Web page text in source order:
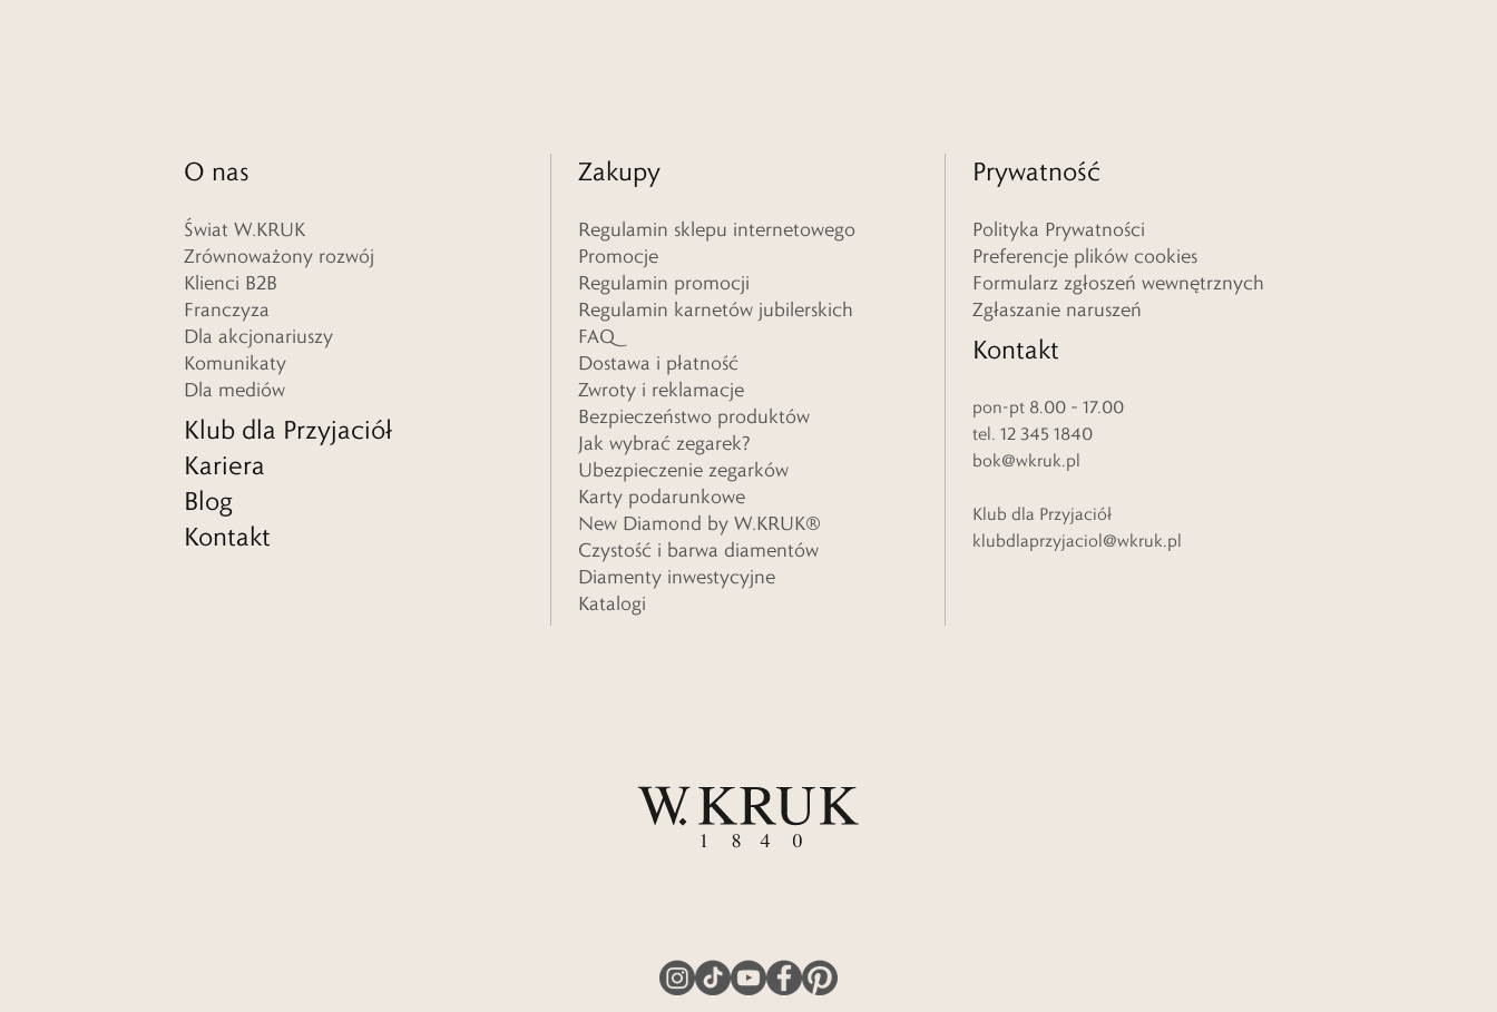
O nas
Świat W.KRUK
Zrównoważony rozwój
Klienci B2B
Franczyza
Dla akcjonariuszy
Komunikaty
Dla mediów
Klub dla Przyjaciół
Kariera
Blog
Kontakt
Zakupy
Regulamin sklepu internetowego
Promocje
Regulamin promocji
Regulamin karnetów jubilerskich
FAQ
Dostawa i płatność
Zwroty i reklamacje
Bezpieczeństwo produktów
Jak wybrać zegarek?
Ubezpieczenie zegarków
Karty podarunkowe
New Diamond by W.KRUK®
Czystość i barwa diamentów
Diamenty inwestycyjne
Katalogi
Prywatność
Polityka Prywatności
Preferencje plików cookies
Formularz zgłoszeń wewnętrznych
Zgłaszanie naruszeń
Kontakt
pon-pt 8.00 – 17.00
tel. 12 345 1840
bok@wkruk.pl
Klub dla Przyjaciół
klubdlaprzyjaciol@wkruk.pl